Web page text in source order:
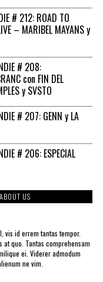
# 212: ROAD TO
– MARIBEL MAYANS y
# 208:
con FIN DEL
y SVSTO
# 207: GENN y LA
# 206: ESPECIAL
ABOUT US
vis id errem tantas tempor.
at quo. Tantas comprehensam
ei. Viderer admodum
ne vim.